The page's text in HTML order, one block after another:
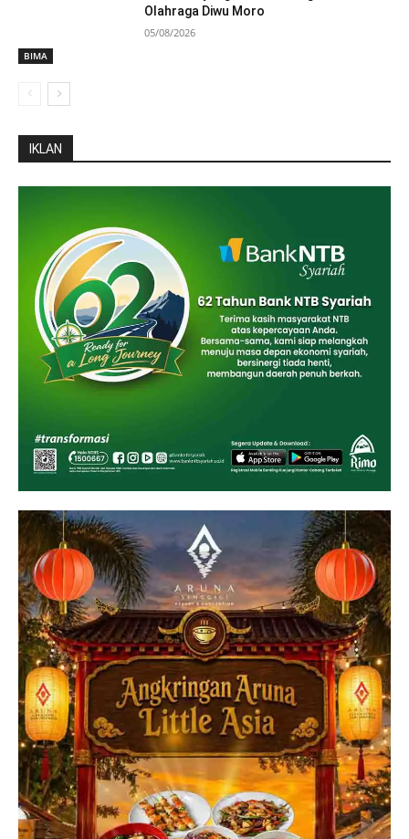
BIMA
Olahraga Diwu Moro
05/08/2026
IKLAN